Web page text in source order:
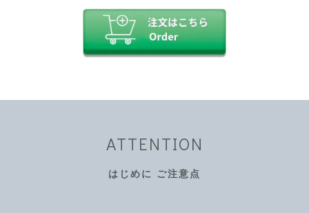
ATTENTION
はじめに ご注意点